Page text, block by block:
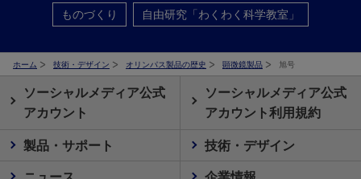
ものづくり
自由研究「わくわく科学教室」
ホーム 技術・デザイン オリンパス製品の歴史 顕微鏡製品 旭号
ソーシャルメディア公式
アカウント
ソーシャルメディア公式
アカウント利用規約
製品・サポート
技術・デザイン